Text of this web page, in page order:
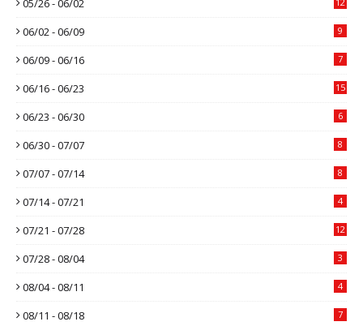
05/26 - 06/02
06/02 - 06/09 9
06/09 - 06/16 7
06/16 - 06/23 15
06/23 - 06/30 6
06/30 - 07/07 8
07/07 - 07/14 8
07/14 - 07/21 4
07/21 - 07/28 12
07/28 - 08/04 3
08/04 - 08/11 4
08/11 - 08/18 7